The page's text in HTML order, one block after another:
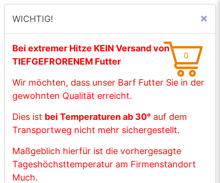
WICHTIGE MITTEILUNG
TIEFGEFRORENEM Futter
Wir möchten, dass unser Barf Futter Sie in
0
WICHTIG! ×
Bei extremer Hitze KEIN Versand von
TIEFGEFRORENEM Futter
Wir möchten, dass unser Barf Futter Sie in der
gewohnten Qualität erreicht.
Dies ist bei Temperaturen ab 30° auf dem
Transportweg nicht mehr sichergestellt.
Maßgeblich hierfür ist die vorhergesagte
Tageshöchsttemperatur am Firmenstandort
Much.